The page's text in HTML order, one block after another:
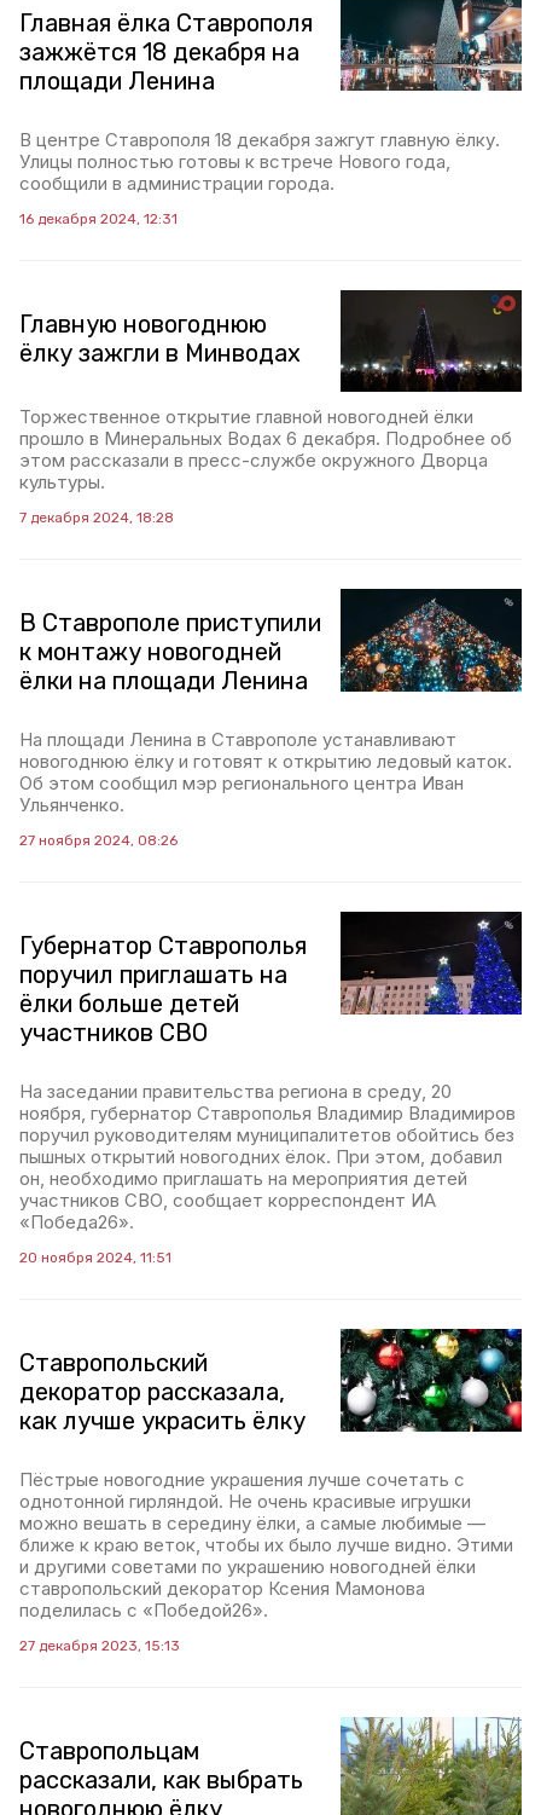
Главная ёлка Ставрополя
зажжётся 18 декабря на
площади Ленина
В центре Ставрополя 18 декабря зажгут главную ёлку.
Улицы полностью готовы к встрече Нового года,
сообщили в администрации города.
16 декабря 2024, 12:31
Главную новогоднюю
ёлку зажгли в Минводах
Торжественное открытие главной новогодней ёлки
прошло в Минеральных Водах 6 декабря. Подробнее об
этом рассказали в пресс-службе окружного Дворца
культуры.
7 декабря 2024, 18:28
В Ставрополе приступили
к монтажу новогодней
ёлки на площади Ленина
На площади Ленина в Ставрополе устанавливают
новогоднюю ёлку и готовят к открытию ледовый каток.
Об этом сообщил мэр регионального центра Иван
Ульянченко.
27 ноября 2024, 08:26
Губернатор Ставрополья
поручил приглашать на
ёлки больше детей
участников СВО
На заседании правительства региона в среду, 20
ноября, губернатор Ставрополья Владимир Владимиров
поручил руководителям муниципалитетов обойтись без
пышных открытий новогодних ёлок. При этом, добавил
он, необходимо приглашать на мероприятия детей
участников СВО, сообщает корреспондент ИА
«Победа26».
20 ноября 2024, 11:51
Ставропольский
декоратор рассказала,
как лучше украсить ёлку
Пёстрые новогодние украшения лучше сочетать с
однотонной гирляндой. Не очень красивые игрушки
можно вешать в середину ёлки, а самые любимые —
ближе к краю веток, чтобы их было лучше видно. Этими
и другими советами по украшению новогодней ёлки
ставропольский декоратор Ксения Мамонова
поделилась с «Победой26».
27 декабря 2023, 15:13
Ставропольцам
рассказали, как выбрать
новогоднюю ёлку